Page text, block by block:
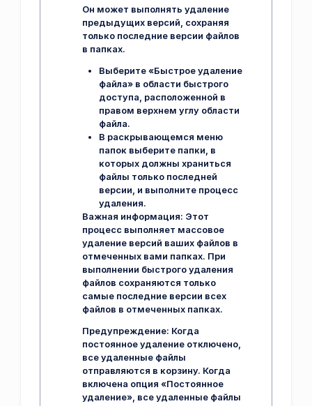
Он может выполнять удаление
предыдущих версий, сохраняя
только последние версии файлов
в папках.
Выберите «Быстрое удаление
файла» в области быстрого
доступа, расположенной в
правом верхнем углу области
файла.
В раскрывающемся меню
папок выберите папки, в
которых должны храниться
файлы только последней
версии, и выполните процесс
удаления.
Важная информация: Этот
процесс выполняет массовое
удаление версий ваших файлов в
отмеченных вами папках. При
выполнении быстрого удаления
файлов сохраняются только
самые последние версии всех
файлов в отмеченных папках.
Предупреждение: Когда
постоянное удаление отключено,
все удаленные файлы
отправляются в корзину. Когда
включена опция «Постоянное
удаление», все удаленные файлы